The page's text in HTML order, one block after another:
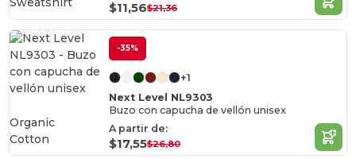
$11,56$21,36
-35%
+1
Next Level NL9303
Buzo con capucha de vellón unisex
A partir de:
$17,55$26,80
Organic
Cotton